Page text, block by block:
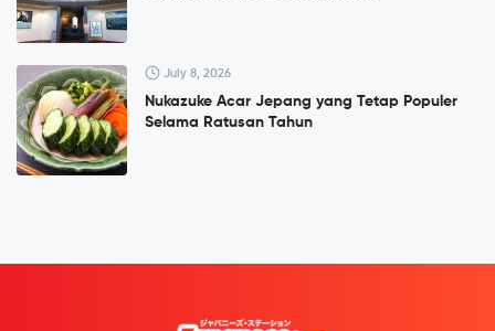
July 8, 2026
Nukazuke Acar Jepang yang Tetap Populer
Selama Ratusan Tahun